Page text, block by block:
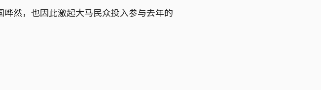
哗然，也因此激起大马民众投入参与去年的